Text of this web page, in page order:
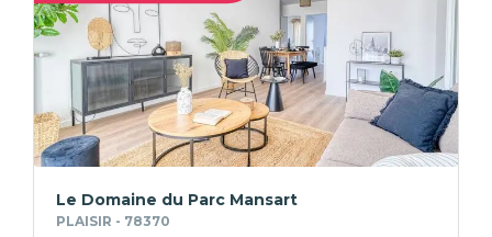
Le Domaine du Parc Mansart
PLAISIR - 78370